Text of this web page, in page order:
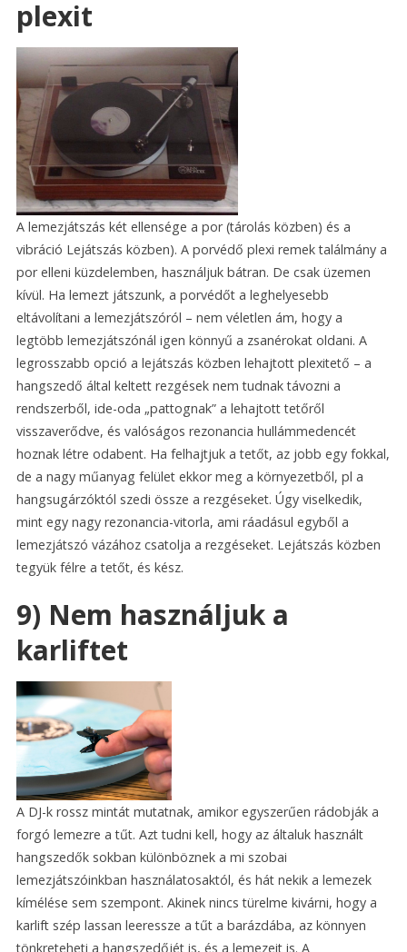
plexit
A lemezjátszás két ellensége a por (tárolás közben) és a
vibráció Lejátszás közben). A porvédő plexi remek találmány a
por elleni küzdelemben, használjuk bátran. De csak üzemen
kívül. Ha lemezt játszunk, a porvédőt a leghelyesebb
eltávolítani a lemezjátszóról – nem véletlen ám, hogy a
legtöbb lemezjátszónál igen könnyű a zsanérokat oldani. A
legrosszabb opció a lejátszás közben lehajtott plexitető – a
hangszedő által keltett rezgések nem tudnak távozni a
rendszerből, ide-oda „pattognak” a lehajtott tetőről
visszaverődve, és valóságos rezonancia hullámmedencét
hoznak létre odabent. Ha felhajtjuk a tetőt, az jobb egy fokkal,
de a nagy műanyag felület ekkor meg a környezetből, pl a
hangsugárzóktól szedi össze a rezgéseket. Úgy viselkedik,
mint egy nagy rezonancia-vitorla, ami ráadásul egyből a
lemezjátszó vázához csatolja a rezgéseket. Lejátszás közben
tegyük félre a tetőt, és kész.
9) Nem használjuk a
karliftet
A DJ-k rossz mintát mutatnak, amikor egyszerűen rádobják a
forgó lemezre a tűt. Azt tudni kell, hogy az általuk használt
hangszedők sokban különböznek a mi szobai
lemezjátszóinkban használatosaktól, és hát nekik a lemezek
kímélése sem szempont. Akinek nincs türelme kivárni, hogy a
karlift szép lassan leeressze a tűt a barázdába, az könnyen
tönkreteheti a hangszedőjét is, és a lemezeit is. A